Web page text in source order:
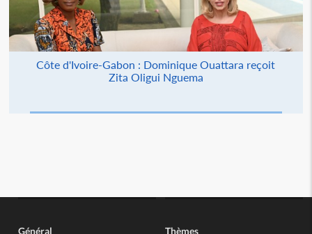
Côte d'Ivoire-Gabon : Dominique Ouattara reçoit
Zita Oligui Nguema
Général Thèmes